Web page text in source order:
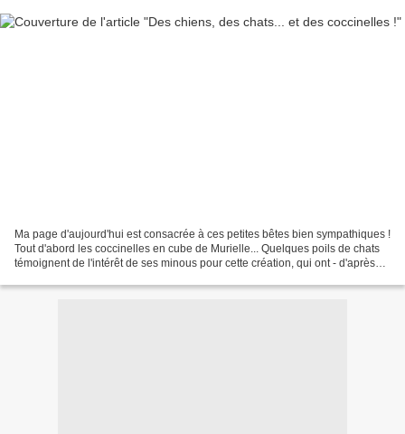
Ma page d'aujourd'hui est consacrée à ces petites bêtes bien sympathiques !
Tout d'abord les coccinelles en cube de Murielle... Quelques poils de chats
témoignent de l'intérêt de ses minous pour cette création, qui ont - d'après